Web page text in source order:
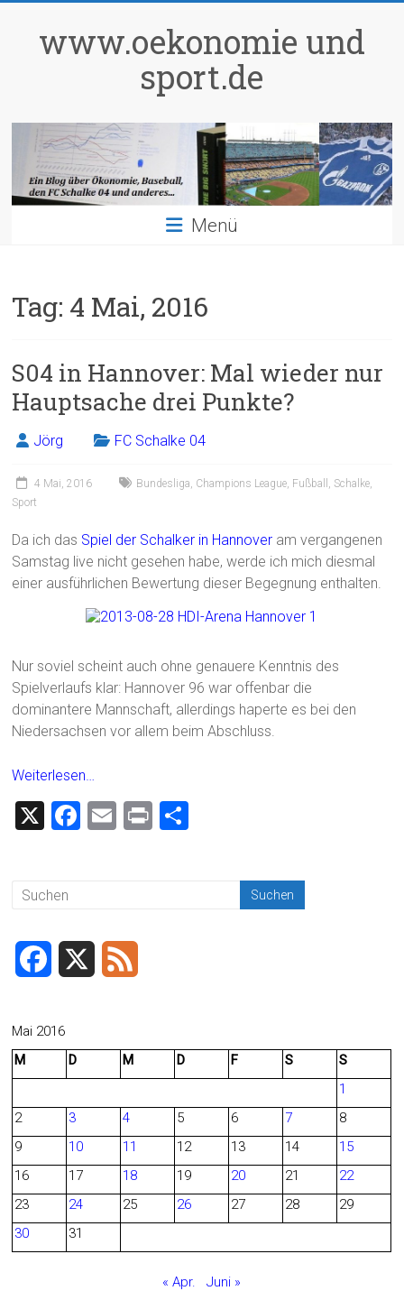
springenwww.oekonomie und
sport.de
Menü
Tag: 4 Mai, 2016
S04 in Hannover: Mal wieder nur
Hauptsache drei Punkte?
Jörg FC Schalke 04
4 Mai, 2016 Bundesliga, Champions League, Fußball , Schalke,
Sport
Da ich das Spiel der Schalker in Hannover am vergangenen
Samstag live nicht gesehen habe, werde ich mich diesmal
einer ausführlichen Bewertung dieser Begegnung enthalten.
Nur soviel scheint auch ohne genauere Kenntnis des
Spielverlaufs klar: Hannover 96 war offenbar die
dominantere Mannschaft, allerdings haperte es bei den
Niedersachsen vor allem beim Abschluss.
Weiterlesen…
X
F
ok
E
Pr
c
b
o
Mai 2016
M
D M D F S
S
1
2
3 4 5 6 7
8
9
10 11 12 13 14
15
16
17 18 19 20 21
22
23
24 25 26 27 28
29
30
31
« Apr. Juni »